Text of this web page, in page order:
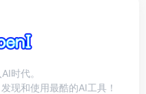
时代。
现和使用最酷的AI工具！